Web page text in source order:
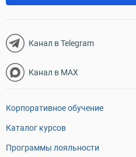
Канал в Telegram
Канал в MAX
Корпоративное обучение
Каталог курсов
Программы лояльности